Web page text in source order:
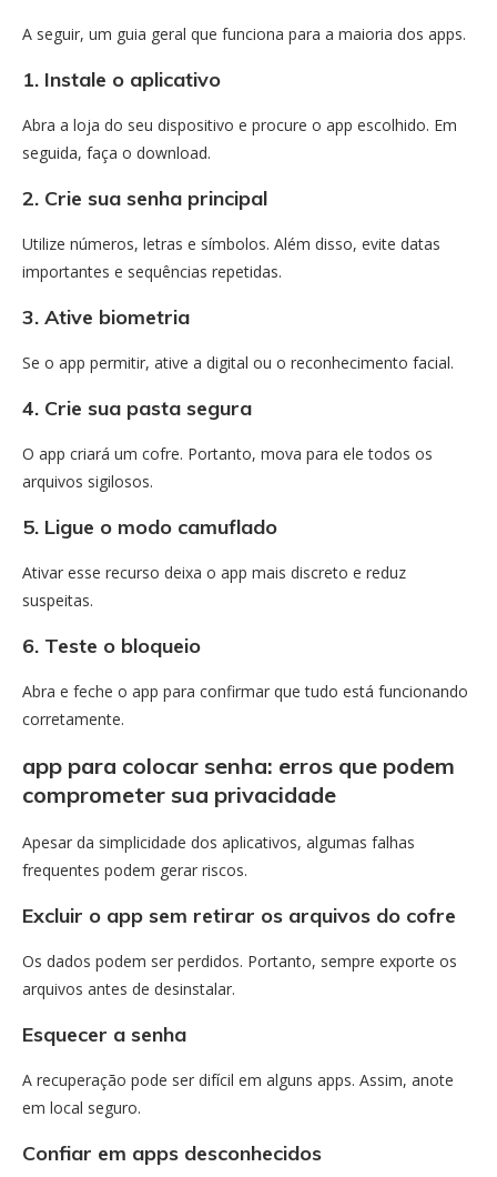
A seguir, um guia geral que funciona para a maioria dos apps.
1. Instale o aplicativo
Abra a loja do seu dispositivo e procure o app escolhido. Em
seguida, faça o download.
2. Crie sua senha principal
Utilize números, letras e símbolos. Além disso, evite datas
importantes e sequências repetidas.
3. Ative biometria
Se o app permitir, ative a digital ou o reconhecimento facial.
4. Crie sua pasta segura
O app criará um cofre. Portanto, mova para ele todos os
arquivos sigilosos.
5. Ligue o modo camuflado
Ativar esse recurso deixa o app mais discreto e reduz
suspeitas.
6. Teste o bloqueio
Abra e feche o app para confirmar que tudo está funcionando
corretamente.
app para colocar senha: erros que podem
comprometer sua privacidade
Apesar da simplicidade dos aplicativos, algumas falhas
frequentes podem gerar riscos.
Excluir o app sem retirar os arquivos do cofre
Os dados podem ser perdidos. Portanto, sempre exporte os
arquivos antes de desinstalar.
Esquecer a senha
A recuperação pode ser difícil em alguns apps. Assim, anote
em local seguro.
Confiar em apps desconhecidos